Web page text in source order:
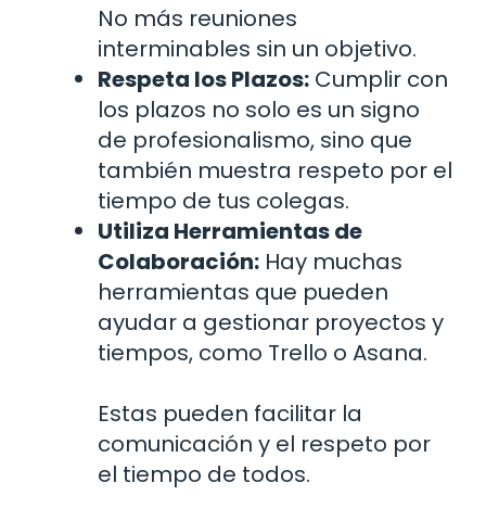
No más reuniones
interminables sin un objetivo.
Respeta los Plazos: Cumplir con
los plazos no solo es un signo
de profesionalismo, sino que
también muestra respeto por el
tiempo de tus colegas.
Utiliza Herramientas de
Colaboración: Hay muchas
herramientas que pueden
ayudar a gestionar proyectos y
tiempos, como Trello o Asana.
Estas pueden facilitar la
comunicación y el respeto por
el tiempo de todos.